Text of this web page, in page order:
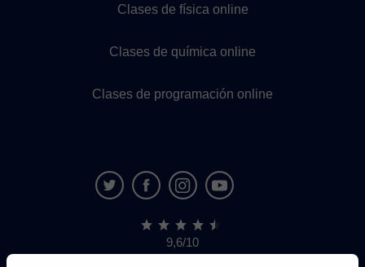
Clases de física online
Clases de química online
Clases de programación online
9,6/10
1,339,284